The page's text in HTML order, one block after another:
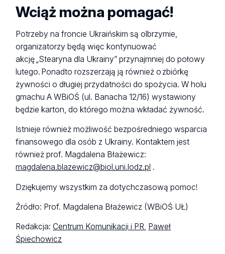
Wciąż można pomagać!
Potrzeby na froncie Ukraińskim są olbrzymie,
organizatorzy będą więc kontynuować
akcję „Stearyna dla Ukrainy” przynajmniej do połowy
lutego. Ponadto rozszerzają ją również o zbiórkę
żywności o długiej przydatności do spożycia. W holu
gmachu A WBiOŚ (ul. Banacha 12/16) wystawiony
będzie karton, do którego można wkładać żywność.
Istnieje również możliwość bezpośredniego wsparcia
finansowego dla osób z Ukrainy. Kontaktem jest
również prof. Magdalena Błażewicz:
magdalena.blazewicz@biol.uni.lodz.pl .
Dziękujemy wszystkim za dotychczasową pomoc!
Źródło: Prof. Magdalena Błażewicz (WBiOŚ UŁ)
Redakcja:Centrum Komunikacji i PR, Paweł
Śpiechowicz